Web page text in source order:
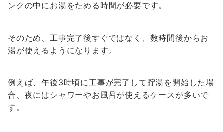
ンクの中にお湯をためる時間が必要です。
そのため、工事完了後すぐではなく、数時間後からお
湯が使えるようになります。
例えば、午後3時頃に工事が完了して貯湯を開始した場
合、夜にはシャワーやお風呂が使えるケースが多いで
す。